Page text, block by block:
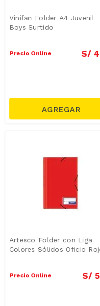
Vinifan Folder A4 Juvenil
Boys Surtido
Precio Online S/ 4
Artesco Folder con Liga
Colores Sólidos Oficio
Precio Online S/ 5